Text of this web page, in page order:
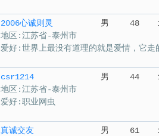
2006心诚则灵 男 48
地区:江苏省-泰州市
爱好:世界上最没有道理的就是爱情，它
csr1214 男 44
地区:江苏省-泰州市
爱好:职业网虫
真诚交友 男 61